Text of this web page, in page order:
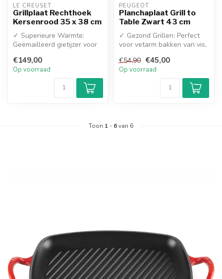
LE CREUSET
Grillplaat Rechthoek
Kersenrood 35 x 38 cm
✓ Superieure Warmte:
Geëmailleerd gietijzer voor
✓ ...
€149,00
Op voorraad
PEUGEOT
Planchaplaat Grill to
Table Zwart 43 cm
✓ Gezond Grillen: Perfect
voor vetarm bakken van vis,
BB...
€54,90 €45,00
Op voorraad
Toon 1 - 6van 6